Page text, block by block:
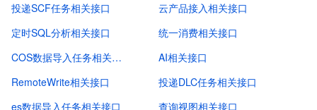
投递SCF任务相关接口
定时SQL分析相关接口
COS数据导入任务相关接口
RemoteWrite相关接口
云产品接入相关接口
统一消费相关接口
AI相关接口
投递DLC任务相关接口
es数据导入任务相关接口
查询视图相关接口